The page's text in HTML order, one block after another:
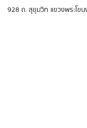
928 ถ. สุขุมวิท แขวงพระโข